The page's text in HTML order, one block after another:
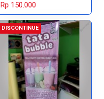
Rp 150.000
DISCONTINUE